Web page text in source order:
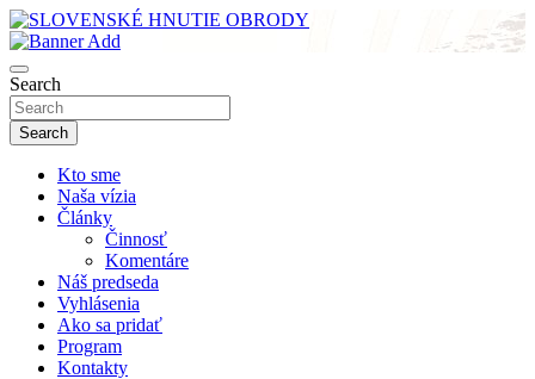
Skip
to
content
SLOVENSKÉ HNUTIE OBRODY
Search
Search
Kto sme
Naša vízia
Články
Činnosť
Komentáre
Náš predseda
Vyhlásenia
Ako sa pridať
Program
Kontakty